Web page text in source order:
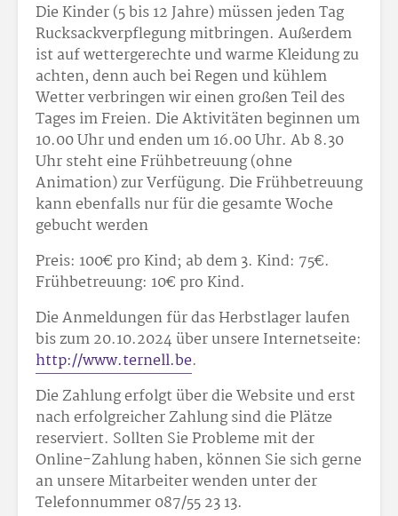
Die Kinder (5 bis 12 Jahre) müssen jeden Tag
Rucksackverpflegung mitbringen. Außerdem
ist auf wettergerechte und warme Kleidung zu
achten, denn auch bei Regen und kühlem
Wetter verbringen wir einen großen Teil des
Tages im Freien. Die Aktivitäten beginnen um
10.00 Uhr und enden um 16.00 Uhr. Ab 8.30
Uhr steht eine Frühbetreuung (ohne
Animation) zur Verfügung. Die Frühbetreuung
kann ebenfalls nur für die gesamte Woche
gebucht werden
Preis: 100€ pro Kind; ab dem 3. Kind: 75€.
Frühbetreuung: 10€ pro Kind.
Die Anmeldungen für das Herbstlager laufen
bis zum 20.10.2024 über unsere Internetseite:
http://www.ternell.be.
Die Zahlung erfolgt über die Website und erst
nach erfolgreicher Zahlung sind die Plätze
reserviert. Sollten Sie Probleme mit der
Online-Zahlung haben, können Sie sich gerne
an unsere Mitarbeiter wenden unter der
Telefonnummer 087/55 23 13.